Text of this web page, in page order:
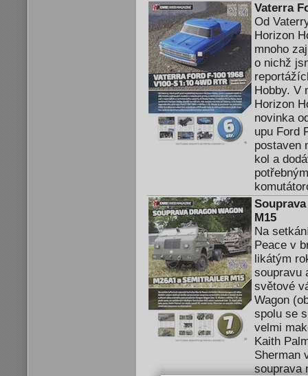
Vaterra
Od
Horizon
mnoho
o nichž
Hobby. V
Horizon
novinka
upu Ford
postaven
kol a
M15
Na
Peace v
likátým
soupravu
světové
Wagon
spolu se
velmi
Kaith
Sherman
souprava